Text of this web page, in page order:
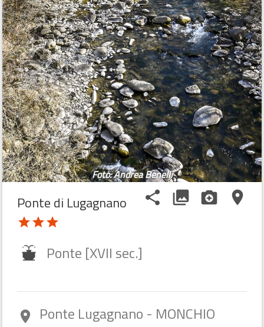
Foto: Andrea Benelli
share photo_library camera_enhance place
Ponte di Lugagnano
starstarstar
Ponte [XVII sec.]
room
Ponte Lugagnano - MONCHIO